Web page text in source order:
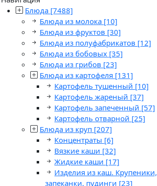
Блюда [7488]
Блюда из молока [10]
Блюда из фруктов [30]
Блюда из полуфабрикатов [12]
Блюда из бобовых [35]
Блюда из грибов [23]
Блюда из картофеля [131]
Картофель тушенный [10]
Картофель жареный [37]
Картофель запеченный [57]
Картофель отварной [25]
Блюда из круп [207]
Концентраты [6]
Вязкие каши [32]
Жидкие каши [17]
Изделия из каш. Крупеники,
запеканки, пудинги [23]